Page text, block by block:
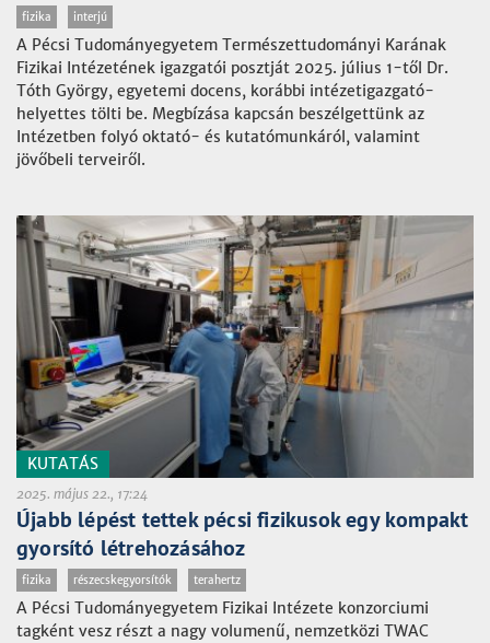
fizika interjú
A Pécsi Tudományegyetem Természettudományi Karának
Fizikai Intézetének igazgatói posztját 2025. július 1-től Dr.
Tóth György, egyetemi docens, korábbi intézetigazgató-
helyettes tölti be. Megbízása kapcsán beszélgettünk az
Intézetben folyó oktató- és kutatómunkáról, valamint
jövőbeli terveiről.
KUTATÁS
2025. május 22., 17:24
Újabb lépést tettek pécsi fizikusok egy kompakt
gyorsító létrehozásához
fizika részecskegyorsítók terahertz
A Pécsi Tudományegyetem Fizikai Intézete konzorciumi
tagként vesz részt a nagy volumenű, nemzetközi TWAC